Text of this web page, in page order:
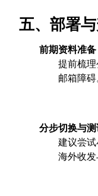
五、部署
前期资料准备
提前梳
邮箱障碍
分步切换与
建议尝
海外收发